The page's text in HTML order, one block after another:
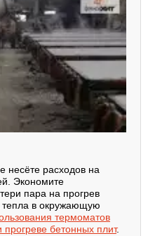
несёте расходов на
Экономите
пара на прогрев
тепла в окружающую
термоматов
бетонных плит.